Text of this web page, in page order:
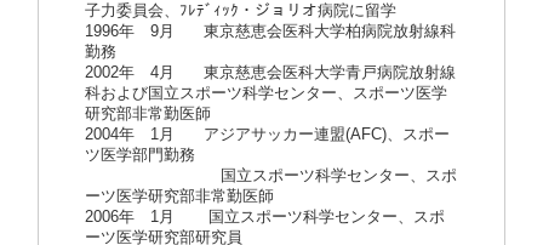
子力委員会、ﾌﾚﾃﾞｨｯｸ・ジョリオ病院に留学
1996年 9月 東京慈恵会医科大学柏病院放射線科
勤務
2002年 4月 東京慈恵会医科大学青戸病院放射線
科および国立スポーツ科学センター、スポーツ医学
研究部非常勤医師
2004年 1月 アジアサッカー連盟(AFC)、スポー
ツ医学部門勤務
国立スポーツ科学センター、スポ
ーツ医学研究部非常勤医師
2006年 1月 国立スポーツ科学センター、スポ
ーツ医学研究部研究員